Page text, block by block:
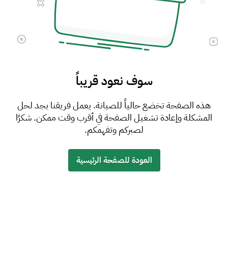
سوف نعود قريباً
هذه الصفحة تخضع حالياً للصيانة. يعمل فريقنا بجد لحل
المشكلة وإعادة تشغيل الصفحة في أقرب وقت ممكن. شكرًا
لصبركم وتفهمكم.
العودة للصفحة الرئيسية